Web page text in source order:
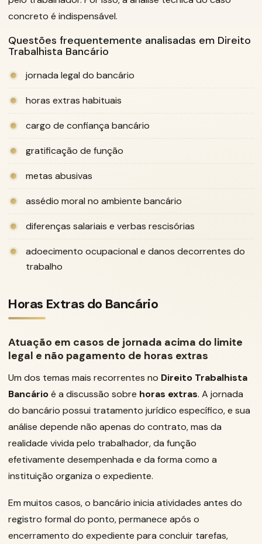
concreto é indispensável.
Questões frequentemente analisadas em Direito
Trabalhista Bancário
jornada legal do bancário
horas extras habituais
cargo de confiança bancário
gratificação de função
metas abusivas
assédio moral no ambiente bancário
diferenças salariais e verbas rescisórias
adoecimento ocupacional e danos decorrentes do
trabalho
Horas Extras do Bancário
Atuação em casos de jornada acima do limite
legal e não pagamento de horas extras
Um dos temas mais recorrentes no Direito Trabalhista
Bancárioé a discussão sobre horas extras. A jornada
do bancário possui tratamento jurídico específico, e sua
análise depende não apenas do contrato, mas da
realidade vivida pelo trabalhador, da função
efetivamente desempenhada e da forma como a
instituição organiza o expediente.
Em muitos casos, o bancário inicia atividades antes do
registro formal do ponto, permanece após o
encerramento do expediente para concluir tarefas,